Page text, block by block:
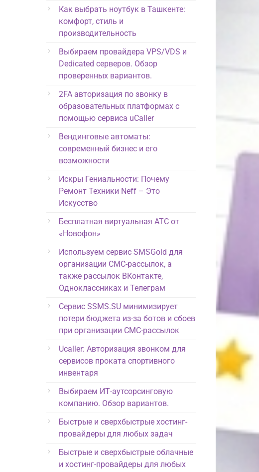
Как выбрать ноутбук в Ташкенте:
комфорт, стиль и
производительность
Выбираем провайдера VPS/VDS и
Dedicated серверов. Обзор
проверенных вариантов.
2FA авторизация по звонку в
образовательных платформах с
помощью сервиса uCaller
Вендинговые автоматы:
современный бизнес и его
возможности
Искры Гениальности: Почему
Ремонт Техники Neff – Это
Искусство
Бесплатная виртуальная АТС от
«Новофон»
Используем сервис SMSGold для
организации СМС-рассылок, а
также рассылок ВКонтакте,
Одноклассниках и Телеграм
Сервис SSMS.SU минимизирует
потери бюджета из-за ботов и сбоев
при организации СМС-рассылок
Ucaller: Авторизация звонком для
сервисов проката спортивного
инвентаря
Выбираем ИТ-аутсорсинговую
компанию. Обзор вариантов.
Быстрые и сверхбыстрые хостинг-
провайдеры для любых задач
Быстрые и сверхбыстрые облачные
и хостинг-провайдеры для любых